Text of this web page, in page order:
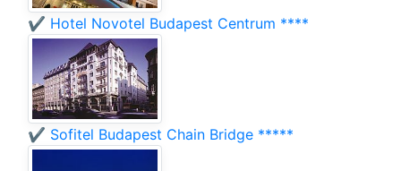
✔️ Hotel Novotel Budapest Centrum ****
✔️ Sofitel Budapest Chain Bridge *****